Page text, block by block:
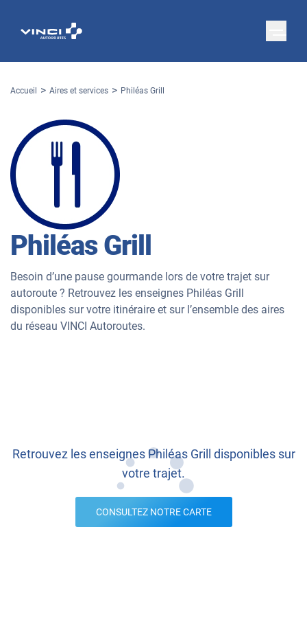
Accueil Aires et services Philéas Grill
Philéas Grill
Besoin d’une pause gourmande lors de votre trajet sur
autoroute ? Retrouvez les enseignes Philéas Grill
disponibles sur votre itinéraire et sur l’ensemble des aires
du réseau VINCI Autoroutes.
Retrouvez les enseignes Philéas Grill disponibles sur
votre trajet.
CONSULTEZ NOTRE CARTE